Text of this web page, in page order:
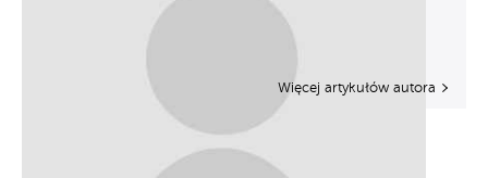
Więcej artykułów autora